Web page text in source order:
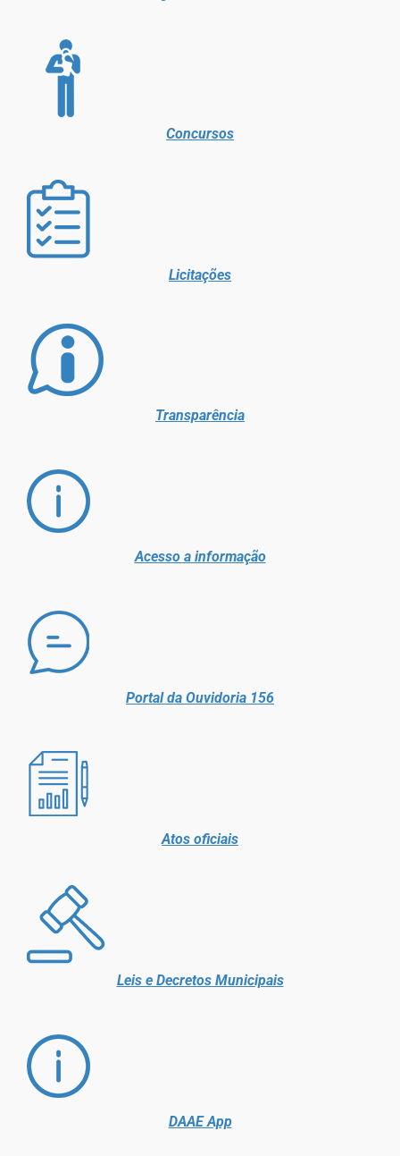
Concursos
Licitações
Transparência
Acesso a informação
Portal da Ouvidoria 156
Atos oficiais
Leis e Decretos Municipais
DAAE App